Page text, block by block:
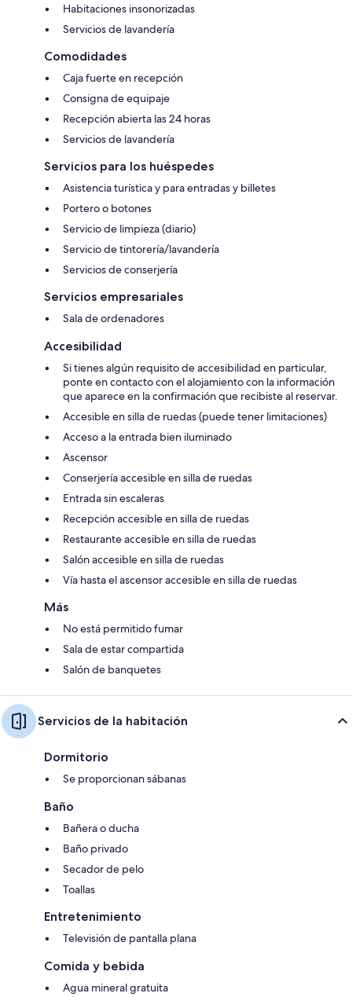
Habitaciones insonorizadas
Servicios de lavandería
Comodidades
Caja fuerte en recepción
Consigna de equipaje
Recepción abierta las 24 horas
Servicios de lavandería
Servicios para los huéspedes
Asistencia turística y para entradas y billetes
Portero o botones
Servicio de limpieza (diario)
Servicio de tintorería/lavandería
Servicios de conserjería
Servicios empresariales
Sala de ordenadores
Accesibilidad
Si tienes algún requisito de accesibilidad en particular,
ponte en contacto con el alojamiento con la información
que aparece en la confirmación que recibiste al reservar.
Accesible en silla de ruedas (puede tener limitaciones)
Acceso a la entrada bien iluminado
Ascensor
Conserjería accesible en silla de ruedas
Entrada sin escaleras
Recepción accesible en silla de ruedas
Restaurante accesible en silla de ruedas
Salón accesible en silla de ruedas
Vía hasta el ascensor accesible en silla de ruedas
Más
No está permitido fumar
Sala de estar compartida
Salón de banquetes
Servicios de la habitación
Dormitorio
Se proporcionan sábanas
Baño
Bañera o ducha
Baño privado
Secador de pelo
Toallas
Entretenimiento
Televisión de pantalla plana
Comida y bebida
Agua mineral gratuita